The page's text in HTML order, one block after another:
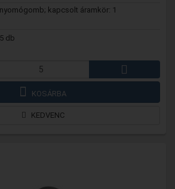
kapcsolt áramkör: 1
db
KOSÁRBA
KEDVENC